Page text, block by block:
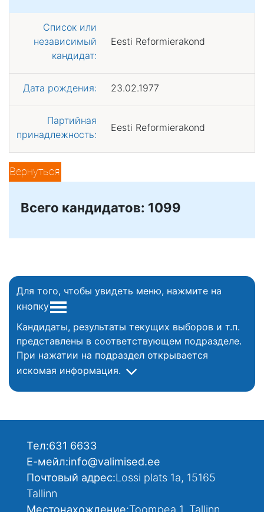
Список или
независимый
кандидат:
Eesti Reformierakond
Дата рождения: 23.02.1977
Партийная
принадлежность:
Eesti Reformierakond
Вернуться
Всего кандидатов: 1099
Для того, чтобы увидеть меню, нажмите на
кнопку
Кандидаты, результаты текущих выборов и т.п.
представлены в соответствующем подразделе.
При нажатии на подраздел открывается
искомая информация.
Тел:631 6633
Е-мейл:info@valimised.ee
Почтовый адрес:Lossi plats 1a, 15165
Tallinn
Местонахождение:Toompea 1, Tallinn